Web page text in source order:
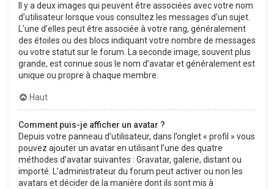
Il y a deux images qui peuvent être associées avec votre nom
d’utilisateur lorsque vous consultez les messages d’un sujet.
L’une d’elles peut être associée à votre rang, généralement
des étoiles ou des blocs indiquant votre nombre de messages
ou votre statut sur le forum. La seconde image, souvent plus
grande, est connue sous le nom d’avatar et généralement est
unique ou propre à chaque membre.
Haut
Comment puis-je afficher un avatar ?
Depuis votre panneau d’utilisateur, dans l’onglet « profil » vous
pouvez ajouter un avatar en utilisant l’une des quatre
méthodes d’avatar suivantes : Gravatar, galerie, distant ou
importé. L’administrateur du forum peut activer ou non les
avatars et décider de la manière dont ils sont mis à